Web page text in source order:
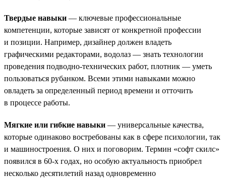
Твердые навыки — ключевые профессиональные
компетенции, которые зависят от конкретной профессии
и позиции. Например, дизайнер должен владеть
графическими редакторами, водолаз — знать технологии
проведения подводно-технических работ, плотник — уметь
пользоваться рубанком. Всеми этими навыками можно
овладеть за определенный период времени и отточить
в процессе работы.
Мягкие или гибкие навыки — универсальные качества,
которые одинаково востребованы как в сфере психологии, так
и машиностроения. О них и поговорим. Термин «софт скилс»
появился в 60-х годах, но особую актуальность приобрел
несколько десятилетий назад одновременно